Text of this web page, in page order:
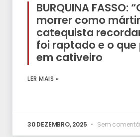
BURQUINA FASSO:
morrer como
catequista
foi raptado e o que
em cativeiro
LER MAIS »
30 DEZEMBRO, 2025 Sem